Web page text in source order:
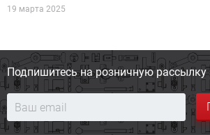
19 марта 2025
Подпишитесь на розничную рассылку